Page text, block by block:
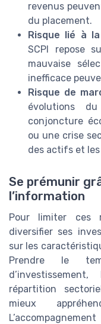
revenus
du placement.
Risque lié à
SCPI repose
mauvaise
inefficace
Risque de
évolutions
conjoncture
ou une crise
des actifs et
Se prémunir
l’information
Pour limiter ces
diversifier ses
sur les
Prendre le
répartition
mieux